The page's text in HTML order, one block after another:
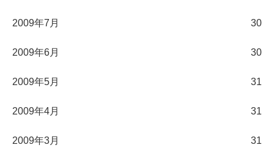
2009年7月 30
2009年6月 30
2009年5月 31
2009年4月 31
2009年3月 31